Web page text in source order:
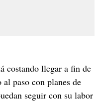
costando llegar a fin de
paso con planes de
seguir con su labor